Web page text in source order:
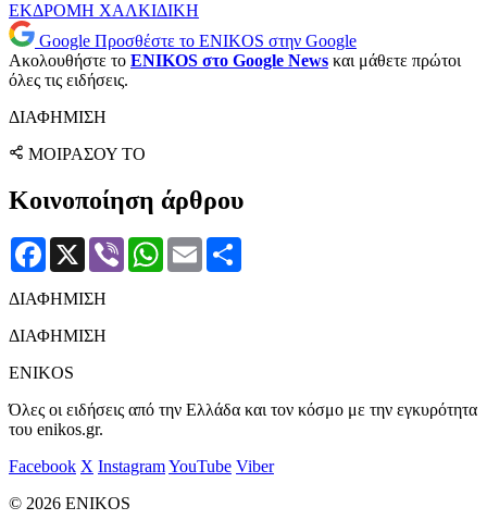
ΕΚΔΡΟΜΗ ΧΑΛΚΙΔΙΚΗ
Google Προσθέστε το ENIKOS στην Google
Ακολουθήστε το ENIKOS στο Google News και μάθετε πρώτοι
όλες τις ειδήσεις.
ΔΙΑΦΗΜΙΣΗ
ΜΟΙΡΑΣΟΥ ΤΟ
Κοινοποίηση άρθρου
Facebook
X Viber WhatsApp
Email
ΔΙΑΦΗΜΙΣΗ
ΔΙΑΦΗΜΙΣΗ
ENIKOS
Όλες οι ειδήσεις από την Ελλάδα και τον κόσμο με την εγκυρότητα
του enikos.gr.
Facebook X InstagramYouTube Viber
© 2026 ENIKOS